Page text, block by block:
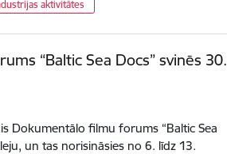
aktivitātes
“Baltic Sea Docs” svinēs 30.
Dokumentālo filmu forums “Baltic Sea
un tas norisināsies no 6. līdz 13.